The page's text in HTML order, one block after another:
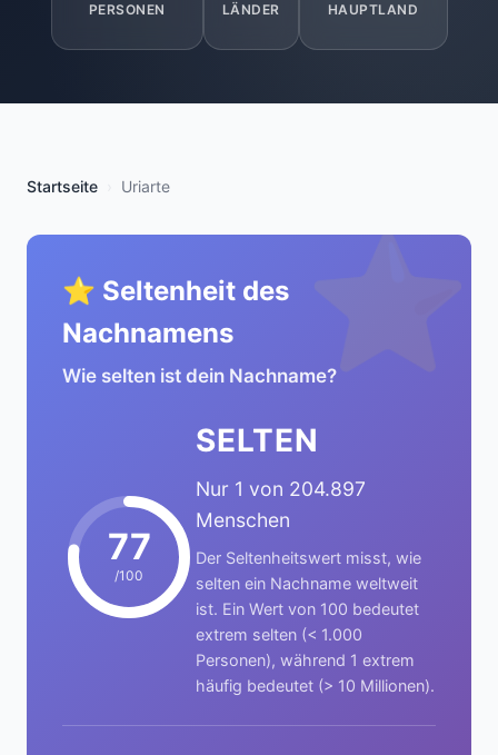
PERSONEN LÄNDER HAUPTLAND
Startseite Uriarte
⭐
⭐ Seltenheit des
Nachnamens
Wie selten ist dein Nachname?
77
/100
SELTEN
Nur 1 von 204.897
Menschen
Der Seltenheitswert misst, wie
selten ein Nachname weltweit
ist. Ein Wert von 100 bedeutet
extrem selten (< 1.000
Personen), während 1 extrem
häufig bedeutet (> 10 Millionen).